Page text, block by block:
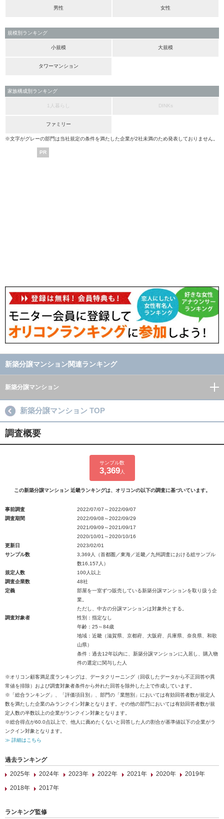
男性 女性
規模別ランキング
小規模 大規模
タワーマンション
家族構成別ランキング
1人暮らし DINKs
ファミリー
※文字がグレーの部門は当社規定の条件を満たした企業が2社未満のため発表しておりません。
PR
新築分譲マンション関連ランキング
新築分譲マンション
新築分譲マンション TOP
調査概要
サンプル数
3,369人
この新築分譲マンション 近畿ランキングは、オリコンの以下の調査に基づいています。
事前調査
2022/07/07～2022/09/07
調査期間
2022/09/08～2022/09/29
2021/09/09～2021/09/17
2020/10/01～2020/10/16
更新日
2023/02/01
サンプル数
3,369人（首都圏／東海／近畿／九州調査における総サンプル
数16,157人）
規定人数
100人以上
調査企業数
48社
定義
部屋を一室ずつ販売している新築分譲マンションを取り扱う企
業。
ただし、中古の分譲マンションは対象外とする。
調査対象者
性別：指定なし
年齢：25～84歳
地域：近畿（滋賀県、京都府、大阪府、兵庫県、奈良県、和歌
山県）
条件：過去12年以内に、新築分譲マンションに入居し、購入物
件の選定に関与した人
※オリコン顧客満足度ランキングは、データクリーニング（回収したデータから不正回答や異
常値を排除）および調査対象者条件から外れた回答を除外した上で作成しています。
※「総合ランキング」、「評価項目別」、部門の「業態別」においては有効回答者数が規定人
数を満たした企業のみランクイン対象となります。その他の部門においては有効回答者数が規
定人数の半数以上の企業がランクイン対象となります。
※総合得点が60.0点以上で、他人に薦めたくないと回答した人の割合が基準値以下の企業がラ
ンクイン対象となります。
≫ 詳細はこちら
過去ランキング
2025年
2024年 2023年 2022年 2021年 2020年
2019年
2018年
2017年
ランキング監修